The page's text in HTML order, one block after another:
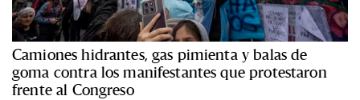
Camiones hidrantes, gas pimienta y balas de
goma contra los manifestantes que protestaron
frente al Congreso